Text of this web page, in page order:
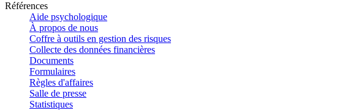
Références
Aide psychologique
À propos de nous
Coffre à outils en gestion des risques
Collecte des données financières
Documents
Formulaires
Règles d'affaires
Salle de presse
Statistiques